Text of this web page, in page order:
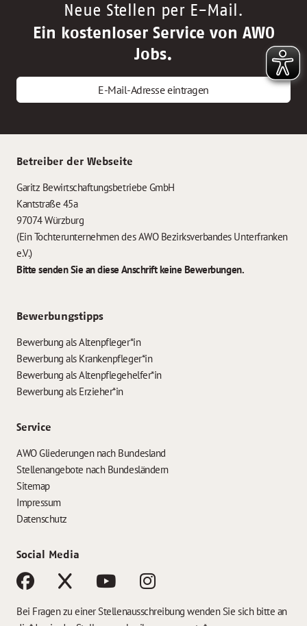
Neue Stellen per E-Mail.
Ein kostenloser Service von AWO
Jobs.
E-Mail-Adresse eintragen
Betreiber der Webseite
Garitz Bewirtschaftungsbetriebe GmbH
Kantstraße 45a
97074 Würzburg
(Ein Tochterunternehmen des AWO Bezirksverbandes Unterfranken
e.V.)
Bitte senden Sie an diese Anschrift keine Bewerbungen.
Bewerbungstipps
Bewerbung als Altenpfleger*in
Bewerbung als Krankenpfleger*in
Bewerbung als Altenpflegehelfer*in
Bewerbung als Erzieher*in
Service
AWO Gliederungen nach Bundesland
Stellenangebote nach Bundesländern
Sitemap
Impressum
Datenschutz
Social Media
Bei Fragen zu einer Stellenausschreibung wenden Sie sich bitte an